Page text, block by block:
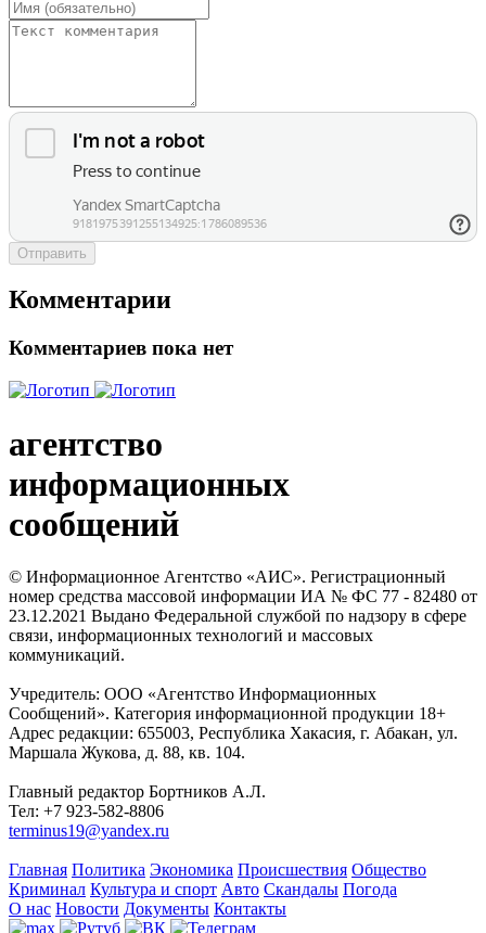
Отправить
Комментарии
Комментариев пока нет
агентство
информационных
сообщений
© Информационное Агентство «АИС». Регистрационный
номер средства массовой информации ИА № ФС 77 - 82480 от
23.12.2021 Выдано Федеральной службой по надзору в сфере
связи, информационных технологий и массовых
коммуникаций.
Учредитель: ООО «Агентство Информационных
Сообщений». Категория информационной продукции 18+
Адрес редакции: 655003, Республика Хакасия, г. Абакан, ул.
Маршала Жукова, д. 88, кв. 104.
Главный редактор Бортников А.Л.
Тел: +7 923-582-8806
terminus19@yandex.ru
Главная Политика Экономика Происшествия Общество
Криминал Культура и спорт Авто Скандалы Погода
О нас Новости Документы Контакты